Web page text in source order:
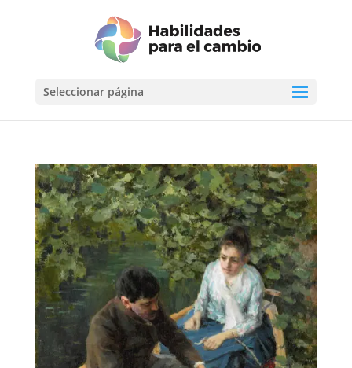
Seleccionar página